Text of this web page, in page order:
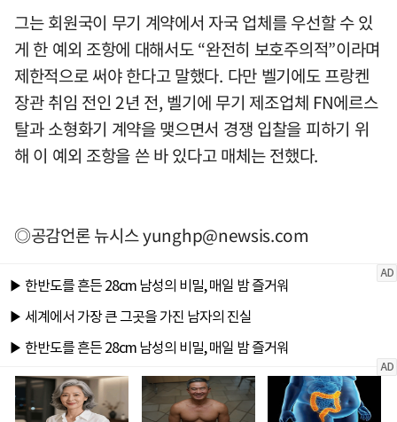
그는 회원국이 무기 계약에서 자국 업체를 우선할 수 있
게 한 예외 조항에 대해서도 “완전히 보호주의적”이라며
제한적으로 써야 한다고 말했다. 다만 벨기에도 프랑켄
장관 취임 전인 2년 전, 벨기에 무기 제조업체 FN에르스
탈과 소형화기 계약을 맺으면서 경쟁 입찰을 피하기 위
해 이 예외 조항을 쓴 바 있다고 매체는 전했다.
◎공감언론 뉴시스yunghp@newsis.com